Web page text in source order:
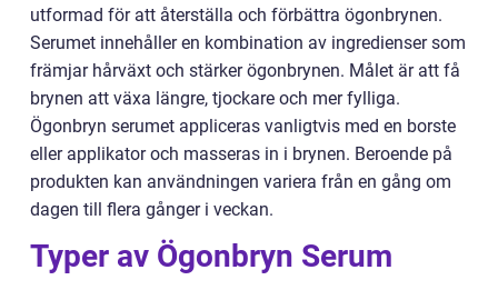
utformad för att återställa och förbättra ögonbrynen.
Serumet innehåller en kombination av ingredienser som
främjar hårväxt och stärker ögonbrynen. Målet är att få
brynen att växa längre, tjockare och mer fylliga.
Ögonbryn serumet appliceras vanligtvis med en borste
eller applikator och masseras in i brynen. Beroende på
produkten kan användningen variera från en gång om
dagen till flera gånger i veckan.
Typer av Ögonbryn Serum